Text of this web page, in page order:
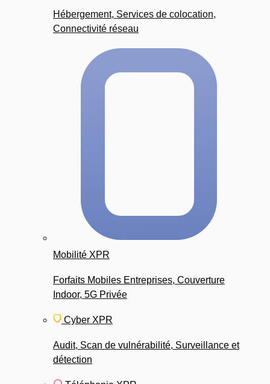
Hébergement, Services de colocation,
Connectivité réseau
Mobilité XPR
Forfaits Mobiles Entreprises, Couverture
Indoor, 5G Privée
Cyber XPR
Audit, Scan de vulnérabilité, Surveillance et
détection